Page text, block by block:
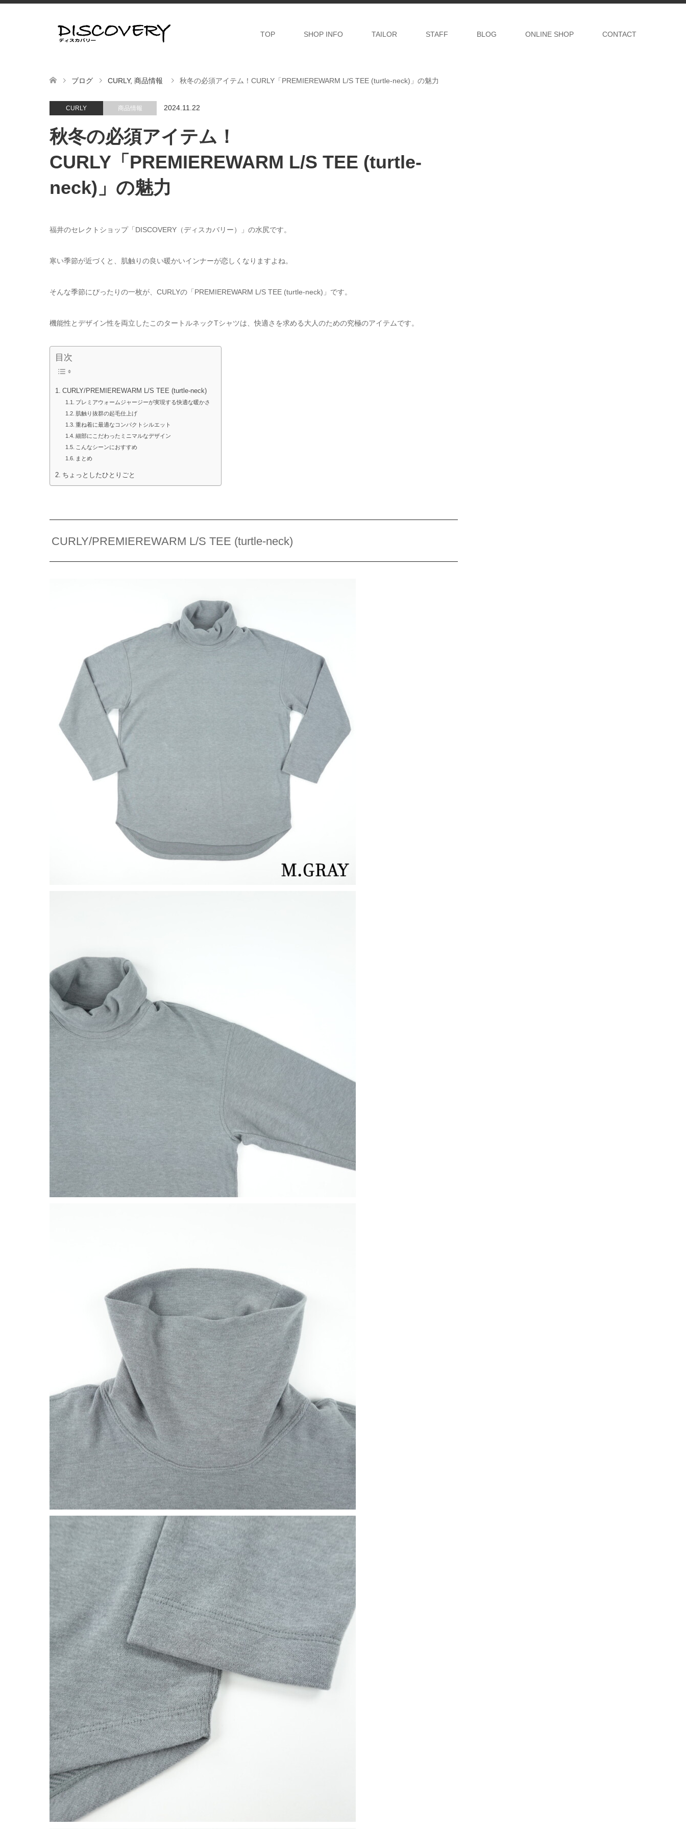
TOP SHOP INFO TAILOR STAFF BLOG ONLINE SHOP CONTACT
ブログ CURLY, 商品情報 秋冬の必須アイテム！CURLY「PREMIEREWARM L/S TEE (turtle-neck)」の魅力
CURLY 商品情報 2024.11.22
秋冬の必須アイテム！
CURLY「PREMIEREWARM L/S TEE (turtle-
neck)」の魅力
福井のセレクトショップ「DISCOVERY（ディスカバリー）」の水尻です。
寒い季節が近づくと、肌触りの良い暖かいインナーが恋しくなりますよね。
そんな季節にぴったりの一枚が、CURLYの「PREMIEREWARM L/S TEE (turtle-neck)」です。
機能性とデザイン性を両立したこのタートルネックTシャツは、快適さを求める大人のための究極のアイテムです。
目次
CURLY/PREMIEREWARM L/S TEE (turtle-neck)
プレミアウォームジャージーが実現する快適な暖かさ
肌触り抜群の起毛仕上げ
重ね着に最適なコンパクトシルエット
細部にこだわったミニマルなデザイン
こんなシーンにおすすめ
まとめ
ちょっとしたひとりごと
CURLY/PREMIEREWARM L/S TEE (turtle-neck)